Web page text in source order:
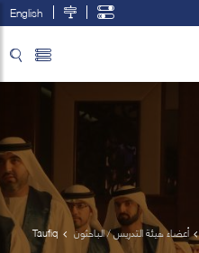
English
أعضاء هيئة التدريس / الباحثون
Taufiq
Rahim